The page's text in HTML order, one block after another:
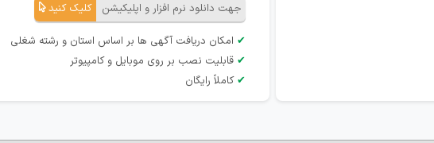
جهت دانلود نرم افزار و اپلیکیشن کلیک کنید
✔ امکان دریافت آگهی ها بر اساس استان و رشته شغلی
✔ قابلیت نصب بر روی موبایل و کامپیوتر
✔ کاملاً رایگان